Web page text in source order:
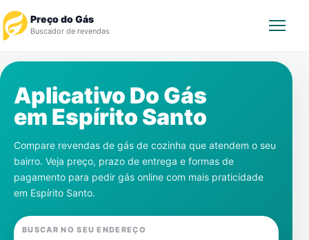
Preço do Gás
Buscador de revendas
Revendedor
Notícias
Cadastre-se
Gás
Aplicativo Do Gás
em Espírito Santo
Compare revendas de gás de cozinha que atendem o seu
bairro. Veja preço, prazo de entrega e formas de
pagamento para pedir gás online com mais praticidade
em Espírito Santo.
BUSCAR NO SEU ENDEREÇO